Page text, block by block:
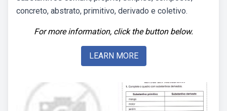
concreto, abstrato, primitivo, derivado e coletivo.
For more information, click the button below.
LEARN MORE